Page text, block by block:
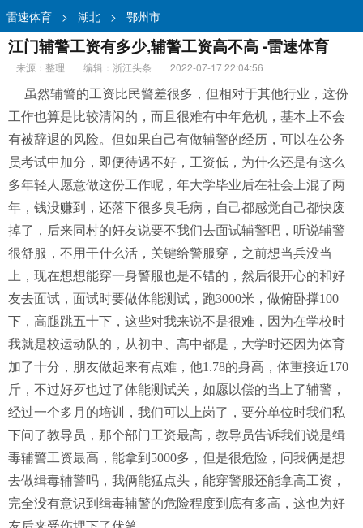
雷速体育 > 湖北 > 鄂州市
江门辅警工资有多少,辅警工资高不高 -雷速体育
来源：整理 编辑：浙江头条
2022-07-17 22:04:56
虽然辅警的工资比民警差很多，但相对于其他行业，这份
工作也算是比较清闲的，而且很难有中年危机，基本上不会
有被辞退的风险。但如果自己有做辅警的经历，可以在公务
员考试中加分，即便待遇不好，工资低，为什么还是有这么
多年轻人愿意做这份工作呢，年大学毕业后在社会上混了两
年，钱没赚到，还落下很多臭毛病，自己都感觉自己都快废
掉了，后来同村的好友说要不我们去面试辅警吧，听说辅警
很舒服，不用干什么活，关键给警服穿，之前想当兵没当
上，现在想想能穿一身警服也是不错的，然后很开心的和好
友去面试，面试时要做体能测试，跑3000米，做俯卧撑100
下，高腿跳五十下，这些对我来说不是很难，因为在学校时
我就是校运动队的，从初中、高中都是，大学时还因为体育
加了十分，朋友做起来有点难，他1.78的身高，体重接近170
斤，不过好歹也过了体能测试关，如愿以偿的当上了辅警，
经过一个多月的培训，我们可以上岗了，要分单位时我们私
下问了教导员，那个部门工资最高，教导员告诉我们说是缉
毒辅警工资最高，能拿到5000多，但是很危险，问我俩是想
去做缉毒辅警吗，我俩能猛点头，能穿警服还能拿高工资，
完全没有意识到缉毒辅警的危险程度到底有多高，这也为好